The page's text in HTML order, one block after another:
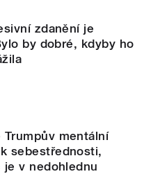
zdanění je
by dobré, kdyby ho
mentální
sebestřednosti,
v nedohlednu